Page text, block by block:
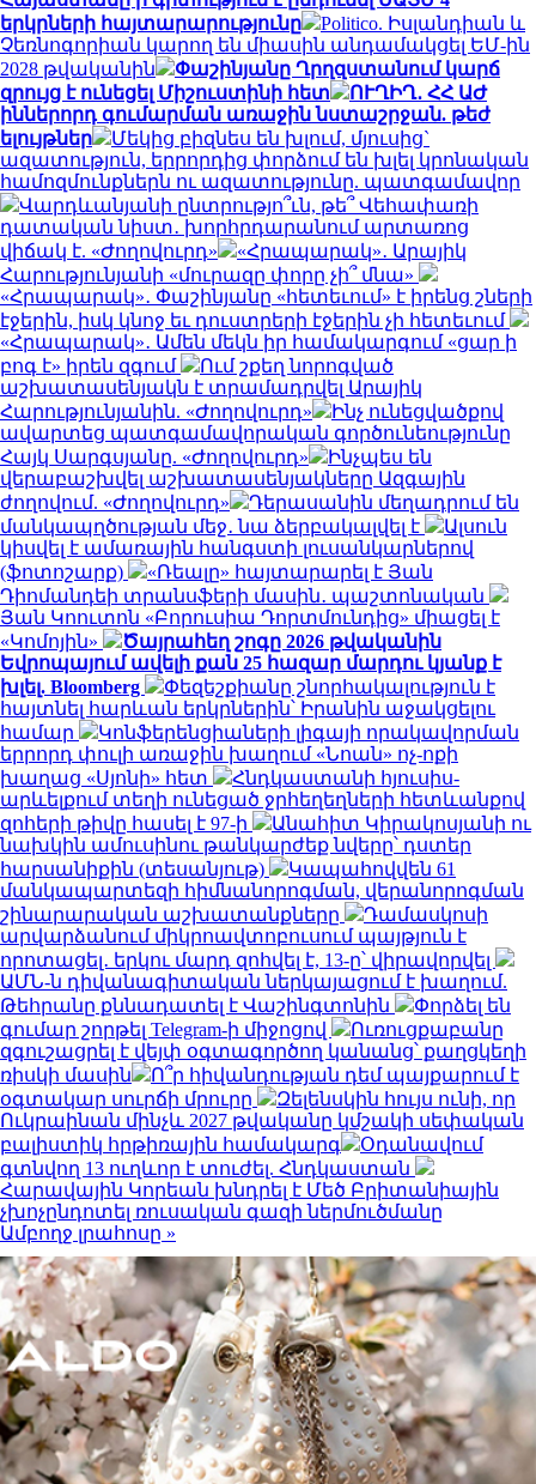
երկրների հայտարարությունը
Politico. Իսլանդիան և
Չեռնոգորիան կարող են միասին անդամակցել ԵՄ-ին
2028 թվականին
Փաշինյանը Ղրղզստանում կարճ
զրույց է ունեցել Միշուստինի հետ
ՈՒՂԻՂ․ ՀՀ ԱԺ
իններորդ գումարման առաջին նստաշրջան. թեժ
ելույթներ
Մեկից բիզնես են խլում, մյուսից`
ազատություն, երրորդից փորձում են խլել կրոնական
համոզմունքներն ու ազատությունը. պատգամավոր
Վարդևանյանի ընտրությո՞ւն, թե՞ Վեհափառի
դատական նիստ․ խորհրդարանում արտառոց
վիճակ է. «Ժողովուրդ»
«Հրապարակ»․ Արայիկ
Հարությունյանի «մուրազը փորը չի՞ մնա»
«Հրապարակ»․ Փաշինյանը «հետեւում» է իրենց շների
էջերին, իսկ կնոջ եւ դուստրերի էջերին չի հետեւում
«Հրապարակ»․ Ամեն մեկն իր համակարգում «ցար ի
բոգ է» իրեն զգում
Ում շքեղ նորոգված
աշխատասենյակն է տրամադրվել Արայիկ
Հարությունյանին. «Ժողովուրդ»
Ինչ ունեցվածքով
ավարտեց պատգամավորական գործունեությունը
Հայկ Սարգսյանը. «Ժողովուրդ»
Ինչպես են
վերաբաշխվել աշխատասենյակները Ազգային
ժողովում. «Ժողովուրդ»
Դերասանին մեղադրում են
մանկապղծության մեջ․ նա ձերբակալվել է
Ալսուն
կիսվել է ամառային հանգստի լուսանկարներով
(ֆոտոշարք)
«Ռեալը» հայտարարել է Յան
Դիոմանդեի տրանսֆերի մասին․ պաշտոնական
Յան Կոուտոն «Բորուսիա Դորտմունդից» միացել է
«Կոմոյին»
Ծայրահեղ շոգը 2026 թվականին
Եվրոպայում ավելի քան 25 հազար մարդու կյանք է
խլել. Bloomberg
Փեզեշքիանը շնորհակալություն է
հայտնել հարևան երկրներին՝ Իրանին աջակցելու
համար
Կոնֆերենցիաների լիգայի որակավորման
երրորդ փուլի առաջին խաղում «Նոան» ոչ-ոքի
խաղաց «Սյոնի» հետ
Հնդկաստանի հյուսիս-
արևելքում տեղի ունեցած ջրհեղեղների հետևանքով
զոհերի թիվը հասել է 97-ի
Անահիտ Կիրակոսյանի ու
նախկին ամուսինու թանկարժեք նվերը՝ դստեր
հարսանիքին (տեսանյութ)
Կապահովվեն 61
մանկապարտեզի հիմնանորոգման, վերանորոգման
շինարարական աշխատանքները
Դամասկոսի
արվարձանում միկրոավտոբուսում պայթյուն է
որոտացել․ երկու մարդ զոհվել է, 13-ը՝ վիրավորվել
ԱՄՆ-ն դիվանագիտական ներկայացում է խաղում.
Թեհրանը քննադատել է Վաշինգտոնին
Փորձել են
գումար շորթել Telegram-ի միջոցով
Ուռուցքաբանը
զգուշացրել է վեյփ օգտագործող կանանց՝ քաղցկեղի
ռիսկի մասին
Ո՞ր հիվանդության դեմ պայքարում է
օգտակար սուրճի մրուրը
Զելենսկին հույս ունի, որ
Ուկրաինան մինչև 2027 թվականը կմշակի սեփական
բալիստիկ հրթիռային համակարգ
Օդանավում
գտնվող 13 ուղևոր է տուժել. Հնդկաստան
Հարավային Կորեան խնդրել է Մեծ Բրիտանիային
չխոչընդոտել ռուսական գազի ներմուծմանը
Ամբողջ լրահոսը »